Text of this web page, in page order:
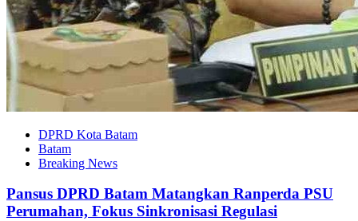
DPRD Kota Batam
Batam
Breaking News
Pansus DPRD Batam Matangkan Ranperda PSU
Perumahan, Fokus Sinkronisasi Regulasi